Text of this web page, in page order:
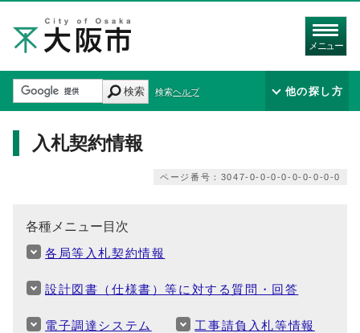
メニュー
検索 検索ヘルプ 他の探し方
入札契約情報
ページ番号：3047-0-0-0-0-0-0-0-0-0
各種メニュー目次
各局等入札契約情報
設計図書（仕様書）等に対する質問・回答
電子調達システム 工事請負入札等情報